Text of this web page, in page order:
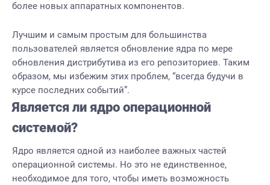
более новых аппаратных компонентов.
Лучшим и самым простым для большинства
пользователей является обновление ядра по мере
обновления дистрибутива из его репозиториев. Таким
образом, мы избежим этих проблем, “всегда будучи в
курсе последних событий”.
Является ли ядро операционной
системой?
Ядро является одной из наиболее важных частей
операционной системы. Но это не единственное,
необходимое для того, чтобы иметь возможность